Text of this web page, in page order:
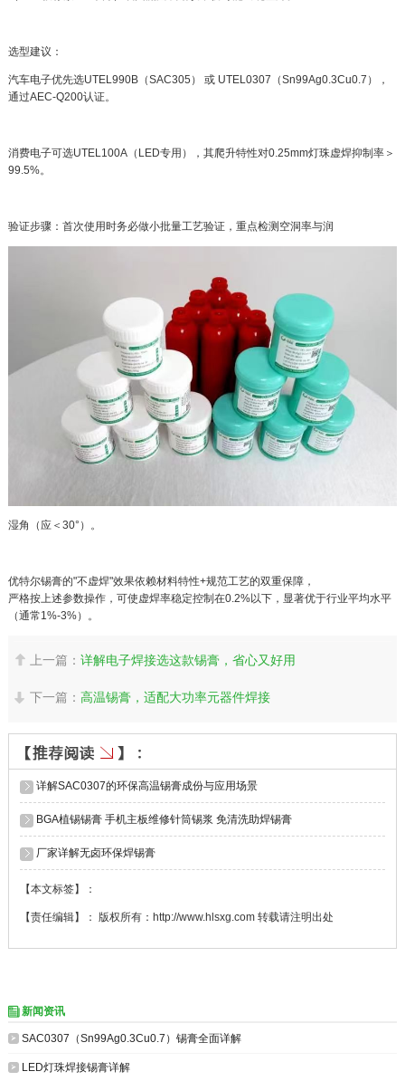
选型建议：
汽车电子优先选UTEL990B（SAC305） 或 UTEL0307（Sn99Ag0.3Cu0.7），
通过AEC-Q200认证。
消费电子可选UTEL100A（LED专用），其爬升特性对0.25mm灯珠虚焊抑制率＞
99.5%。
验证步骤：首次使用时务必做小批量工艺验证，重点检测空洞率与润
湿角（应＜30°）。
优特尔锡膏的"不虚焊"效果依赖材料特性+规范工艺的双重保障，
严格按上述参数操作，可使虚焊率稳定控制在0.2%以下，显著优于行业平均水平
（通常1%-3%）。
 上一篇： 详解电子焊接选这款锡膏，省心又好用
 下一篇： 高温锡膏，适配大功率元器件焊接
详解SAC0307的环保高温锡膏成份与应用场景
BGA植锡锡膏 手机主板维修针筒锡浆 免清洗助焊锡膏
厂家详解无卤环保焊锡膏
【本文标签】：
【责任编辑】： 版权所有：http://www.hlsxg.com 转载请注明出处
新闻资讯
 SAC0307（Sn99Ag0.3Cu0.7）锡膏全面详解
 LED灯珠焊接锡膏详解